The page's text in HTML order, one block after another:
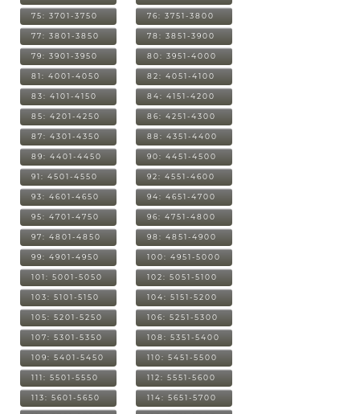
75: 3701-3750 76: 3751-3800
77: 3801-3850 78: 3851-3900
79: 3901-3950 80: 3951-4000
81: 4001-4050 82: 4051-4100
83: 4101-4150 84: 4151-4200
85: 4201-4250 86: 4251-4300
87: 4301-4350 88: 4351-4400
89: 4401-4450 90: 4451-4500
91: 4501-4550 92: 4551-4600
93: 4601-4650 94: 4651-4700
95: 4701-4750 96: 4751-4800
97: 4801-4850 98: 4851-4900
99: 4901-4950 100: 4951-5000
101: 5001-5050 102: 5051-5100
103: 5101-5150 104: 5151-5200
105: 5201-5250 106: 5251-5300
107: 5301-5350 108: 5351-5400
109: 5401-5450 110: 5451-5500
111: 5501-5550 112: 5551-5600
113: 5601-5650 114: 5651-5700